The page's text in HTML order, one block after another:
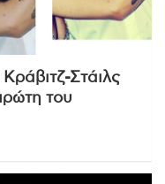
Στάιλς
του